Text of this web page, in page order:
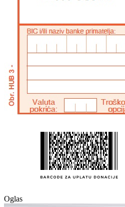
Oglas